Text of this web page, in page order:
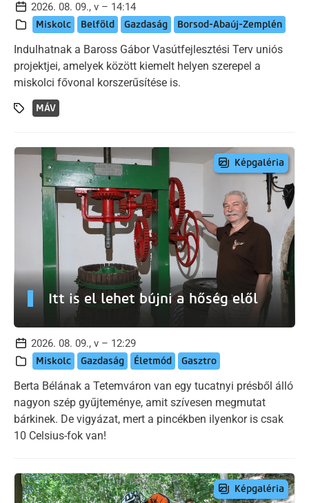
2026. 08. 09., v – 14:14
Miskolc Belföld Gazdaság Borsod-Abaúj-Zemplén
Indulhatnak a Baross Gábor Vasútfejlesztési Terv uniós
projektjei, amelyek között kiemelt helyen szerepel a
miskolci fővonal korszerűsítése is.
MÁV
Képgaléria
Itt is el lehet bújni a hőség elől
2026. 08. 09., v – 12:29
Miskolc Gazdaság Életmód Gasztro
Berta Bélának a Tetemváron van egy tucatnyi présből álló
nagyon szép gyűjteménye, amit szívesen megmutat
bárkinek. De vigyázat, mert a pincékben ilyenkor is csak
10 Celsius-fok van!
Képgaléria